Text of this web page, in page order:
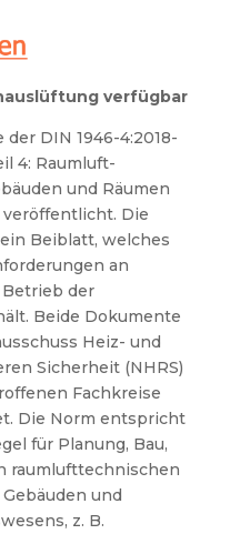
verfügbar
DIN 1946-4:2018-
4: Raumluft-
und Räumen
veröffentlicht. Die
Beiblatt, welches
an
der
Beide Dokumente
Heiz- und
Sicherheit (NHRS)
Fachkreise
Die Norm entspricht
für Planung, Bau,
raumlufttechnischen
und
z. B.